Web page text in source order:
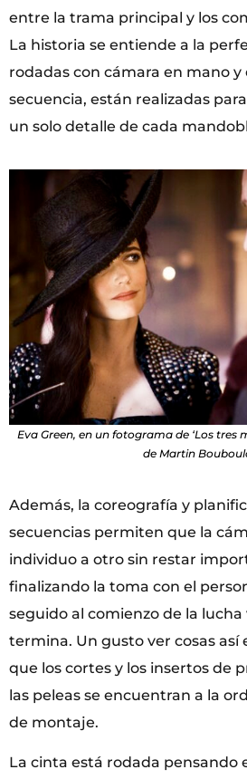
entre la trama principal y los
La historia se entiende a la
rodadas con cámara en mano y
secuencia, están realizadas
un solo detalle de cada
Eva Green, en un fotograma de ‘Los tres
de Martin
Además, la coreografía y
secuencias permiten que la
individuo a otro sin restar
finalizando la toma con el
seguido al comienzo de la
termina. Un gusto ver cosas así
que los cortes y los insertos de
las peleas se encuentran a la
de montaje.
La cinta está rodada pensando